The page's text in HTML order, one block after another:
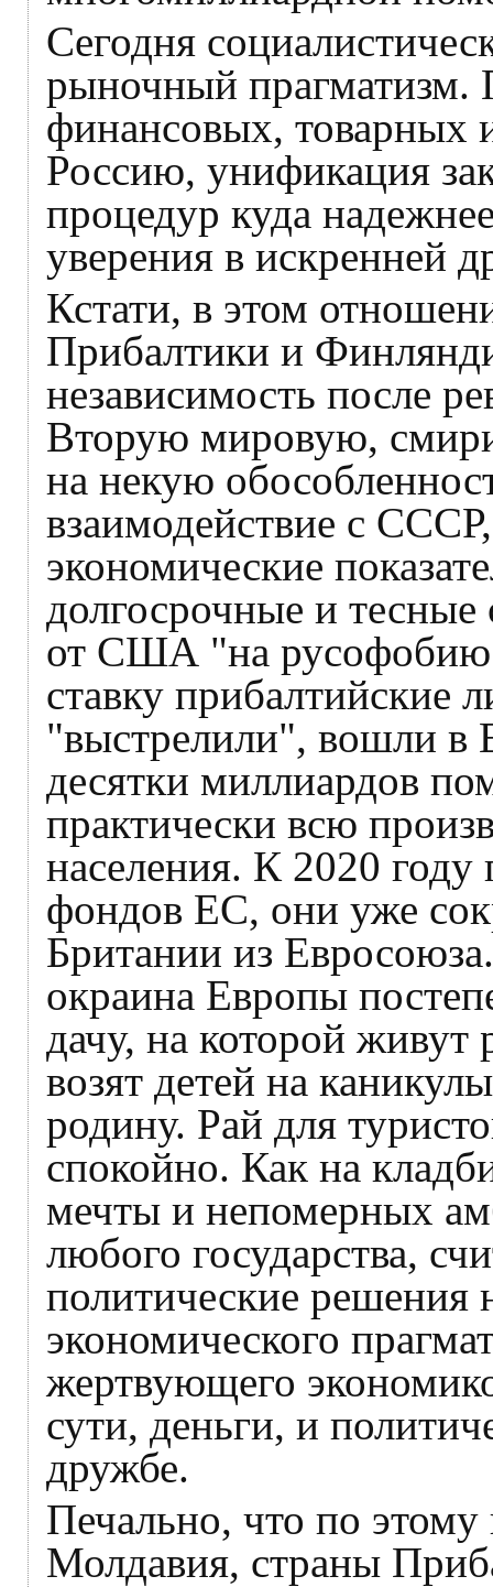
Сегодня
рыночный прагматизм.
финансовых, товарных
Россию, унификация
процедур куда
уверения в искренней
Кстати, в этом
Прибалтики и
независимость после
Вторую мировую,
на некую
взаимодействие с
экономические
долгосрочные и тесные
от США "на
ставку прибалтийские
"выстрелили", вошли
десятки миллиардов
практически всю
населения. К 2020 году
фондов ЕС, они уже
Британии из
окраина Европы
дачу, на которой
возят детей на
родину. Рай для
спокойно. Как на
мечты и непомерных
любого государства,
политические решения
экономического
жертвующего
сути, деньги, и
дружбе.
Печально, что по
Молдавия, страны